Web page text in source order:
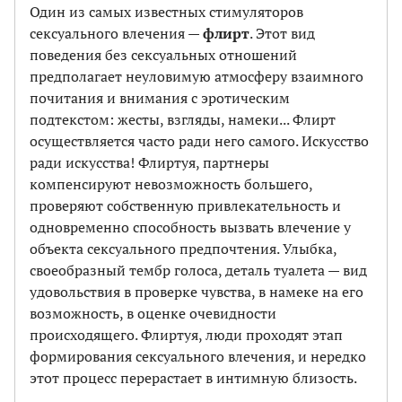
Один из самых известных стимуляторов
сексуального влечения —флирт. Этот вид
поведения без сексуальных отношений
предполагает неуловимую атмосферу взаимного
почитания и внимания с эротическим
подтекстом: жесты, взгляды, намеки... Флирт
осуществляется часто ради него самого. Искусство
ради искусства! Флиртуя, партнеры
компенсируют невозможность большего,
проверяют собственную привлекательность и
одновременно способность вызвать влечение у
объекта сексуального предпочтения. Улыбка,
свое­образный тембр голоса, деталь туалета — вид
удовольствия в проверке чувства, в намеке на его
возможность, в оценке очевидности
происходящего. Флиртуя, люди проходят этап
формирования сексуального влечения, и нередко
этот процесс перерастает в интимную близость.